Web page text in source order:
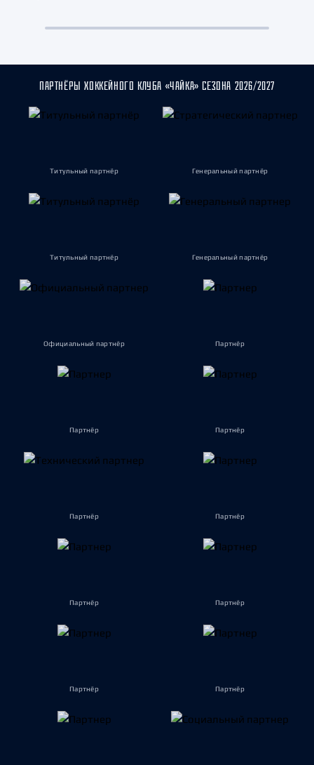
ПАРТНЁРЫ ХОККЕЙНОГО КЛУБА «ЧАЙКА» СЕЗОНА 2026/2027
Титульный партнёр Генеральный партнёр
Титульный партнёр Генеральный партнёр
Официальный партнёр Партнёр
Партнёр Партнёр
Партнёр Партнёр
Партнёр Партнёр
Партнёр Партнёр